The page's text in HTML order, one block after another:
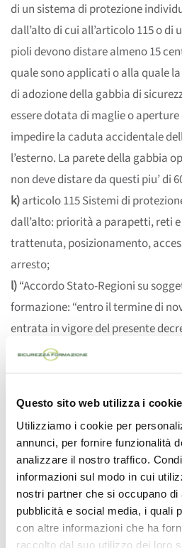
Questo sito web utilizza i cookie
Utilizziamo i cookie per
annunci, per fornire funzionalità
analizzare il nostro traffico.
informazioni sul modo in cui
nostri partner che si occupano di
pubblicità e social media, i quali
con altre informazioni che ha
raccolto dal suo utilizzo dei loro
di un sistema di protezione
dall’alto di cui all’articolo 115 o di
pioli devono distare almeno 15
quale sono applicati o alla quale la
di adozione della gabbia di
essere dotata di maglie o
impedire la caduta accidentale
l’esterno. La parete della gabbia
non deve distare da questi piu’ di
k)articolo 115 Sistemi di
dall’alto: priorità a parapetti, reti
trattenuta, posizionamento,
arresto;
l)“Accordo Stato-Regioni su
formazione: “entro il termine di
entrata in vigore del presente
fine di innalzare il livello della
criteri e i requisiti di
erogano la formazione in materia
lavoro. I criteri e i requisiti disposti
comma 1
devono essere riferiti alla
esperienza in
materia di salute e sicurezza sul
organizzazione, nonché alle